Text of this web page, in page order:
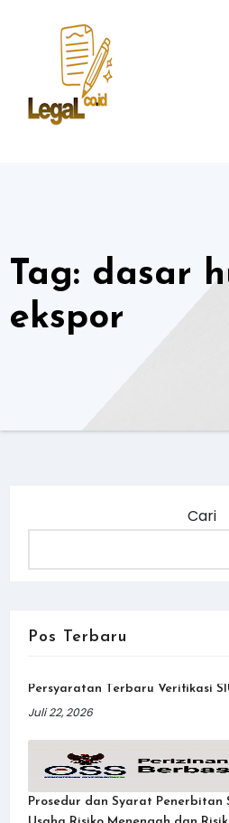
Tag: dasar
ekspor
Cari
Pos Terbaru
Persyaratan Terbaru Verifikasi
Juli 22, 2026
Prosedur dan Syarat Penerbitan